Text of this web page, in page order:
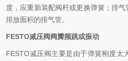
度，应重新装配阀杆或更换弹簧；排
排放面积的排气管。
FESTO减压阀阀瓣频跳或振动
FESTO减压阀主要是由于弹簧刚度太